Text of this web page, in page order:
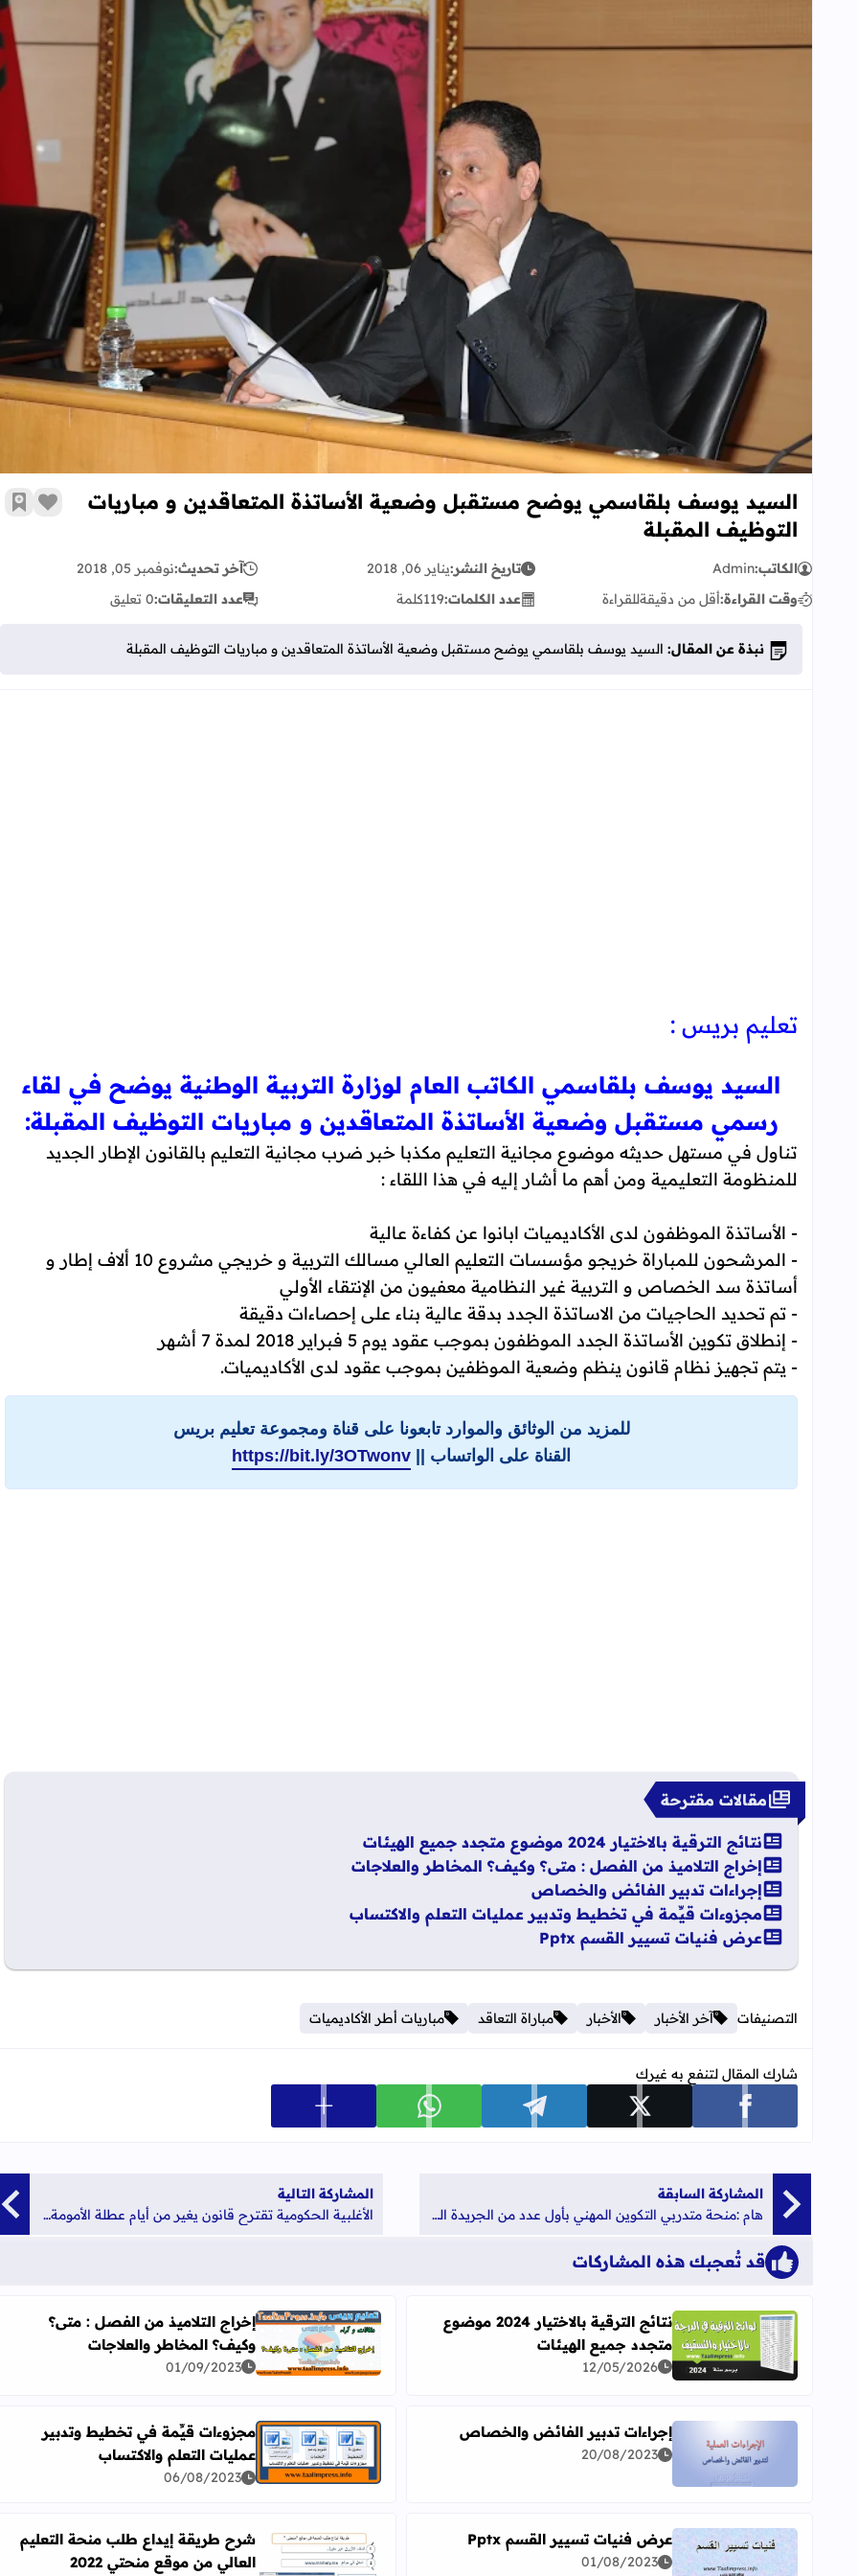
السيد يوسف بلقاسمي يوضح مستقبل وضعية الأساتذة المتعاقدين و
السيد يوسف بلقاسمي يوضح مستقبل وضعية الأساتذة المتعاقدين و مباريات
التوظيف المقبلة
زر
الكاتب:Admin تاريخ النشر:يناير 06, 2018 آخر تحديث:نوفمبر 05, 2018
وقت القراءة:أقل من دقيقةللقراءة عدد الكلمات:119كلمة عدد التعليقات:0 تعليق
نبذة عن المقال: السيد يوسف بلقاسمي يوضح مستقبل وضعية الأساتذة المتعاقدين و مباريات التوظيف المقبلة
تعليم بريس :
السيد يوسف بلقاسمي الكاتب العام لوزارة التربية الوطنية يوضح في لقاء
رسمي مستقبل وضعية الأساتذة المتعاقدين و مباريات التوظيف المقبلة:
تناول في مستهل حديثه موضوع مجانية التعليم مكذبا خبر ضرب مجانية التعليم بالقانون الإطار الجديد
للمنظومة التعليمية ومن أهم ما أشار إليه في هذا اللقاء :
- الأساتذة الموظفون لدى الأكاديميات ابانوا عن كفاءة عالية
- المرشحون للمباراة خريجو مؤسسات التعليم العالي مسالك التربية و خريجي مشروع 10 ألاف إطار و
أساتذة سد الخصاص و التربية غير النظامية معفيون من الإنتقاء الأولي
- تم تحديد الحاجيات من الاساتذة الجدد بدقة عالية بناء على إحصاءات دقيقة
- إنطلاق تكوين الأساتذة الجدد الموظفون بموجب عقود يوم 5 فبراير 2018 لمدة 7 أشهر
- يتم تجهيز نظام قانون ينظم وضعية الموظفين بموجب عقود لدى الأكاديميات.
للمزيد من الوثائق والموارد تابعونا على قناة ومجموعة تعليم بريس
القناة على الواتساب || https://bit.ly/3OTwonv
مقالات مقترحة
نتائج الترقية بالاختيار 2024 موضوع متجدد جميع الهيئات
إخراج التلاميذ من الفصل : متى؟ وكيف؟ المخاطر والعلاجات
إجراءات تدبير الفائض والخصاص
مجزوءات قيِّمة في تخطيط وتدبير عمليات التعلم والاكتساب
عرض فنيات تسيير القسم Pptx
التصنيفات آخر الأخبار الأخبار مباراة التعاقد مباريات أطر الأكاديميات
شارك المقال لتنفع به غيرك
شارك على facebook شارك على x شارك على telegram شارك على whatsapp عرض المزيد من خيارات المشاركة
المشاركة السابقة
هام :منحة متدربي التكوين المهني بأول عدد من الجريدة الرسمية لسنة 2018
المشاركة التالية
الأغلبية الحكومية تقترح قانون يغير من أيام عطلة الأمومة والأبوة
قد تُعجبك هذه المشاركات
اقرأ المزيد عن نتائج الترقية بالاختيار 2024 موضوع متجدد جميع الهيئات
نتائج الترقية بالاختيار 2024 موضوع
متجدد جميع الهيئات
12/05/2026
اقرأ المزيد عن إخراج التلاميذ من الفصل : متى؟ وكيف؟
إخراج التلاميذ من الفصل : متى؟
وكيف؟ المخاطر والعلاجات
01/09/2023
اقرأ المزيد عن إجراءات تدبير الفائض والخصاص
إجراءات تدبير الفائض والخصاص
20/08/2023 اقرأ المزيد عن مجزوءات قيِّمة في تخطيط وتدبير عمليات
مجزوءات قيِّمة في تخطيط وتدبير
عمليات التعلم والاكتساب
06/08/2023
اقرأ المزيد عن عرض فنيات تسيير القسم Pptx
عرض فنيات تسيير القسم Pptx
01/08/2023
شرح طريقة إيداع طلب منحة التعليم
العالي من موقع منحتي 2022